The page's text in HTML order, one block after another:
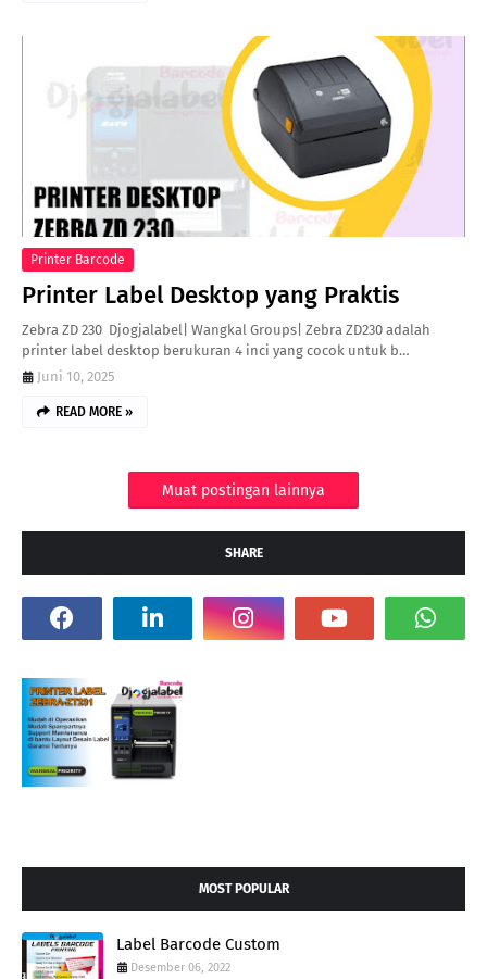
Printer Barcode
Printer Label Desktop yang Praktis
Zebra ZD 230 Djogjalabel| Wangkal Groups| Zebra ZD230 adalah
printer label desktop berukuran 4 inci yang cocok untuk b…
Juni 10, 2025
READ MORE »
Muat postingan lainnya
SHARE
MOST POPULAR
Label Barcode Custom
Desember 06, 2022